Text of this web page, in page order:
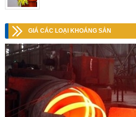
GIÁ CÁC LOẠI KHOÁNG SẢN